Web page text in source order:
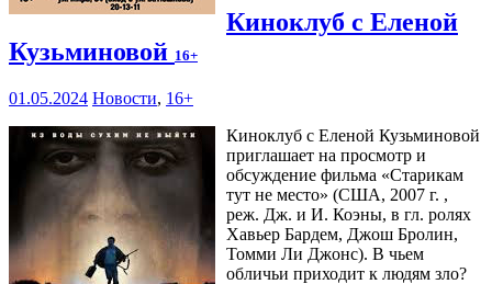
Киноклуб с Еленой
Кузьминовой 16+
01.05.2024 Новости, 16+
Киноклуб с Еленой Кузьминовой
приглашает на просмотр и
обсуждение фильма «Старикам
тут не место» (США, 2007 г. ,
реж. Дж. и И. Коэны, в гл. ролях
Хавьер Бардем, Джош Бролин,
Томми Ли Джонс). В чьем
обличьи приходит к людям зло?